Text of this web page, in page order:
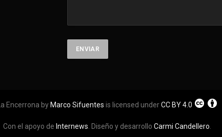
La Encerrona by Marco Sifuentes is licensed underCC BY 4.0
Con el apoyo de Internews . Diseño y desarrollo Carmi Candellero